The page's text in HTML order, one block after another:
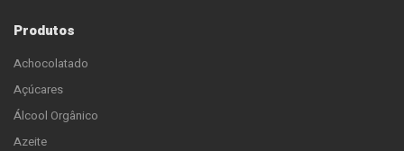
Produtos
Achocolatado
Açúcares
Álcool Orgânico
Azeite